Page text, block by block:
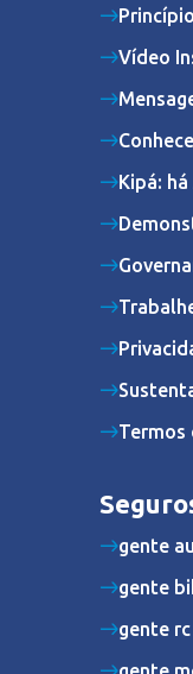
Vídeo
Kipá:
Termos
gente
gente
gente